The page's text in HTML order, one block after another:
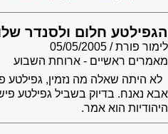
הגפילטע חלום ולסנדר
לימור פורת
05/05/2005
מאמרים ראשיים - ארוחת השבוע
לא היתה שאלה מה נזמין, גפילטע
אבא נאנח. בדיוק בשביל גפילטע
היהודיות הוא אמר.